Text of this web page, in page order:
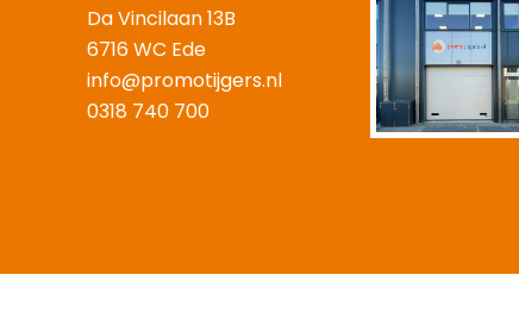
Da Vincilaan 13B
6716 WC Ede
info@promotijgers.nl
0318 740 700